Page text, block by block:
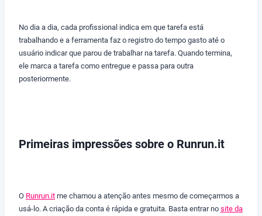
No dia a dia, cada profissional indica em que tarefa está
trabalhando e a ferramenta faz o registro do tempo gasto até o
usuário indicar que parou de trabalhar na tarefa. Quando termina,
ele marca a tarefa como entregue e passa para outra
posteriormente.
Primeiras impressões sobre o Runrun.it
O Runrun.it me chamou a atenção antes mesmo de começarmos a
usá-lo. A criação da conta é rápida e gratuita. Basta entrar no site da